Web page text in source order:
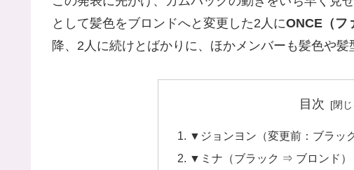
として髪色をブロンドへと変更した2人にONCE（フ
降、2人に続けとばかりに、ほかメンバーも髪色や髪
目次
▼ジョンヨン（変更前：ブラッ
▼ミナ（ブラック ⇒ ブロンド）